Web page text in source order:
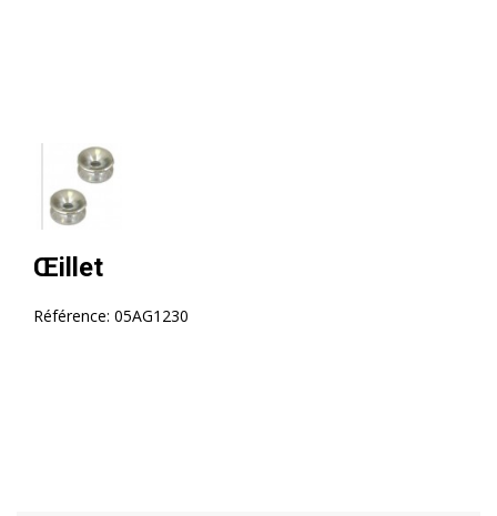
Œillet
Référence: 05AG1230